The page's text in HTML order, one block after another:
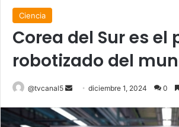
Ciencia
Corea del Sur es el
robotizado del
@tvcanal5
Send
email
diciembre 1, 2024 0